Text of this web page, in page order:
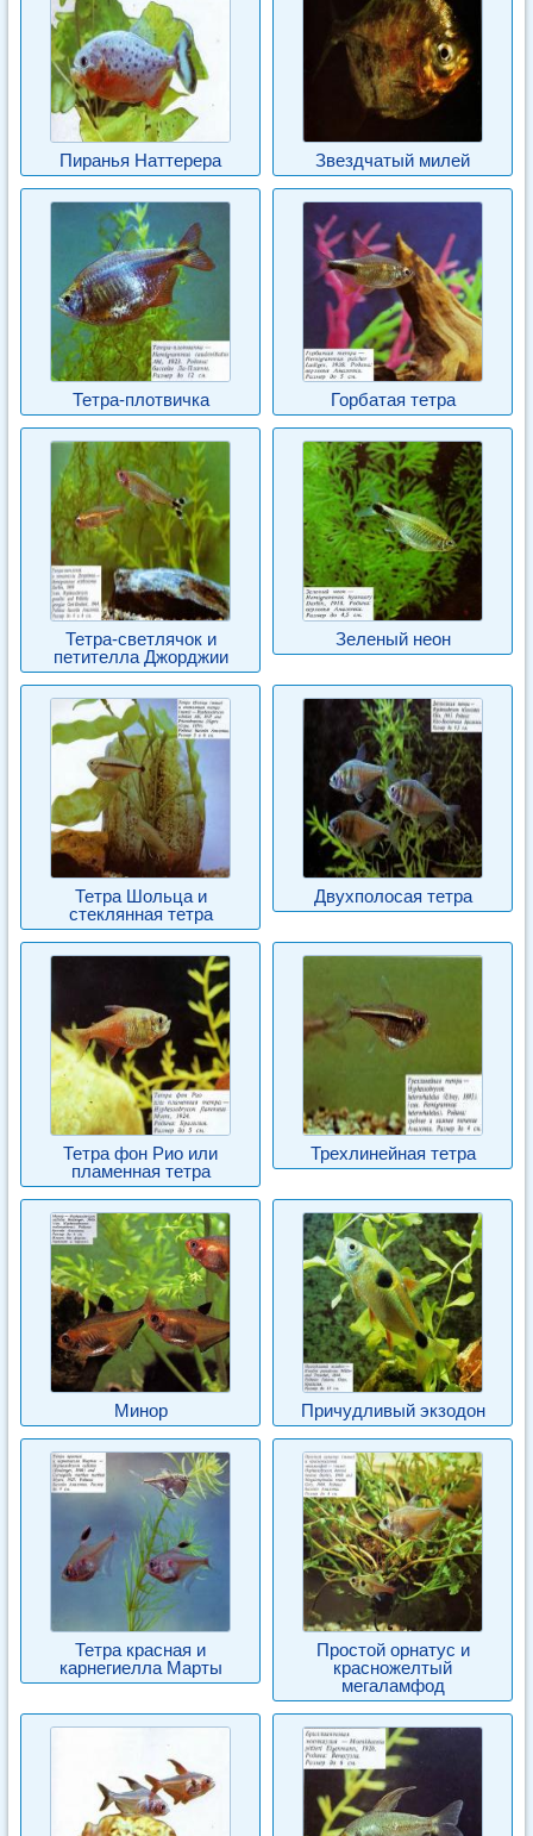
Пиранья Наттерера Звездчатый милей
Тетра-плотвичка Горбатая тетра
Тетра-светлячок и
петителла Джорджии
Зеленый неон
Тетра Шольца и
стеклянная тетра
Двухполосая тетра
Тетра фон Рио или
пламенная тетра
Трехлинейная тетра
Минор Причудливый экзодон
Тетра красная и
карнегиелла Марты
Простой орнатус и
красножелтый
мегаламфод